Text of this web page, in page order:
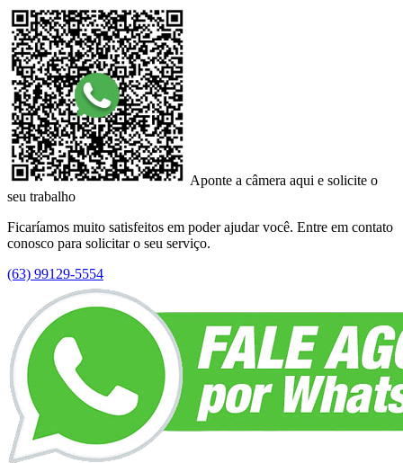
Aponte a câmera aqui e solicite o
seu trabalho
Ficaríamos muito satisfeitos em poder ajudar você. Entre em contato
conosco para solicitar o seu serviço.
(63) 99129-5554